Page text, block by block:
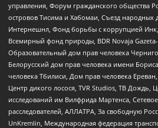
управления, Форум гражданского общества
островов Тисима и Хабомаи, Съезд народных
Интернешнл, Фонд борьбы с коррупцией Инк,
Всемирный фонд природы, BDR Novaja Gazeta-
Образовательный дом прав человека
Белорусский дом прав человека имени
человека Тбилиси, Дом прав человека
Центр дикого лосося, TVR Studios, ТВ Дождь,
исследований им Вилфрида Мартенса,
расследователей, АЛЛАТРА, За свободную
UnKremlin, Международная федерация